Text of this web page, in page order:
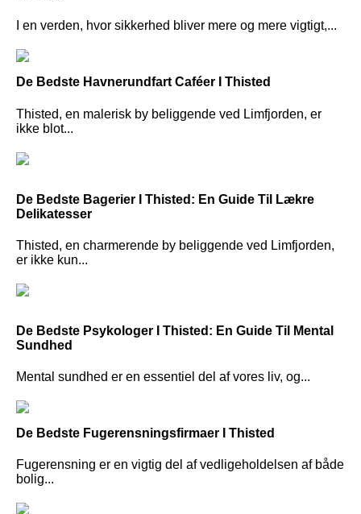
I en verden, hvor sikkerhed bliver mere og mere vigtigt,...
De Bedste Havnerundfart Caféer I Thisted
Thisted, en malerisk by beliggende ved Limfjorden, er
ikke blot...
De Bedste Bagerier I Thisted: En Guide Til Lækre
Delikatesser
Thisted, en charmerende by beliggende ved Limfjorden,
er ikke kun...
De Bedste Psykologer I Thisted: En Guide Til Mental
Sundhed
Mental sundhed er en essentiel del af vores liv, og...
De Bedste Fugerensningsfirmaer I Thisted
Fugerensning er en vigtig del af vedligeholdelsen af både
bolig...